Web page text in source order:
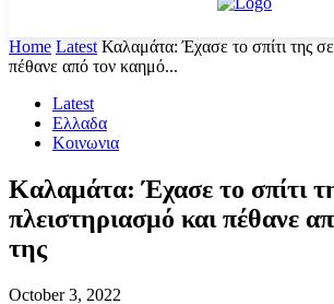
Home Latest Καλαμάτα: Έχασε το σπίτι της
πέθανε από τον καημό...
Latest
Ελλαδα
Κοινωνια
Καλαμάτα: Έχασε το σπίτι
πλειστηριασμό και πέθανε
της
October 3, 2022